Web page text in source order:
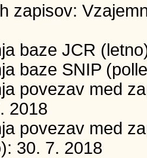
zapisov:
baze JCR
baze SNIP
povezav med
2018
povezav med
30. 7. 2018